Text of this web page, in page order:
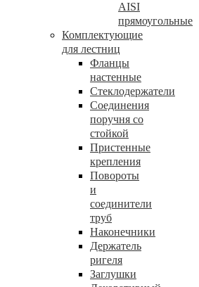
AISI
прямоугольные
Комплектующие
для лестниц
Фланцы
настенные
Стеклодержатели
Соединения
поручня со
стойкой
Пристенные
крепления
Повороты
и
соединители
труб
Наконечники
Держатель
ригеля
Заглушки